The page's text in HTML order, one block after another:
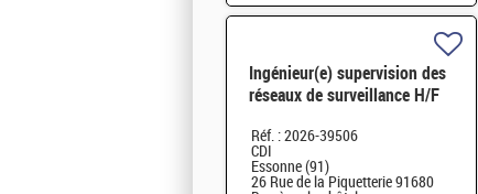
Ingénieur(e) supervision des
réseaux de surveillance H/F
Réf. : 2026-39506
CDI
Essonne (91)
26 Rue de la Piquetterie 91680